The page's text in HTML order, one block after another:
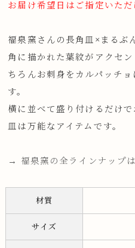
お届け希望日はご指定いただ
福泉窯さんの長角皿×まるぶ
角に描かれた葉紋がアクセ
ちろんお刺身をカルパッチ
す。
横に並べて盛り付けるだけ
皿は万能なアイテムです。
→ 福泉窯の全ラインナップ
材質
サイズ